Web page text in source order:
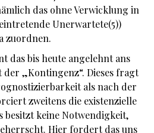
das ohne Verwicklung in
Unerwartete(5))
zuordnen.
das bis heute angelehnt ans
„Kontingenz“. Dieses fragt
als nach der
zweitens die existenzielle
besitzt keine Notwendigkeit,
Hier fordert das uns